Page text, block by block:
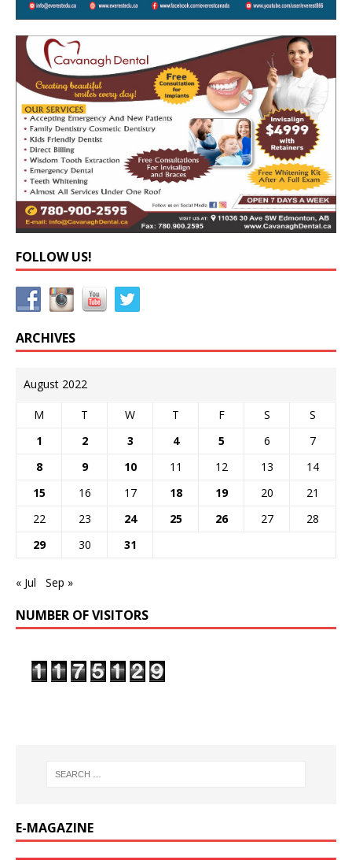
FOLLOW US!
ARCHIVES
August 2022
M T W T F S
S
1
2 3 4 5 6
7
8
9 10 11 12 13
14
15
16 17 18 19 20
21
22
23 24 25 26 27
28
29
30 31
« Jul Sep »
NUMBER OF VISITORS
E-MAGAZINE